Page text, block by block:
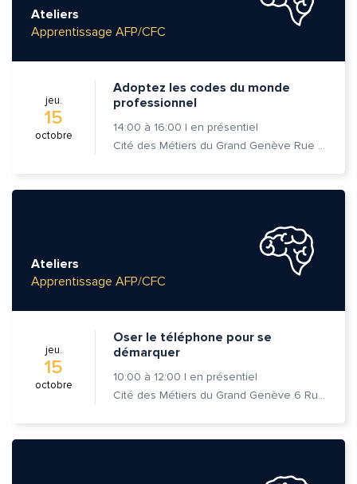
Ateliers
Apprentissage AFP/CFC
jeu.
15
octobre
Adoptez les codes du monde
professionnel
14:00 à 16:00 | en présentiel
Cité des Métiers du Grand Genève Rue Prévost-Martin 6 1205 Genève
Ateliers
Apprentissage AFP/CFC
jeu.
15
octobre
Oser le téléphone pour se
démarquer
10:00 à 12:00 | en présentiel
Cité des Métiers du Grand Genève 6 Rue Prévost-Martin 1205 Genève
Prénom et nom*
Adresse e-mail*
Envoyer
Envoyer